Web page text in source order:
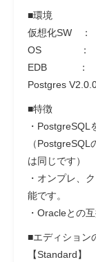
■環境
仮想化SW ：
OS ：
EDB ： IBM
Postgres
■特徴
・PostgreSQL
（
は同じです）
・オンプレ、
能です。
・Oracleとの
■エディション
【Standard】